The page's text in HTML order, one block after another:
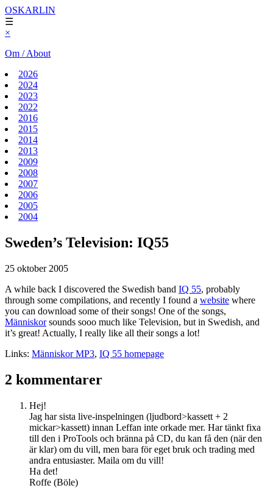
OSKARLIN
☰
×
Om / About
2026
2024
2023
2022
2016
2015
2014
2013
2009
2008
2007
2006
2005
2004
Sweden’s Television: IQ55
25 oktober 2005
A while back I discovered the Swedish band IQ 55, probably
through some compilations, and recently I found a website where
you can download some of their songs! One of the songs,
Människorsounds sooo much like Television, but in Swedish, and
it’s great! Actually, I really like all their songs a lot!
Links: Människor MP3, IQ 55 homepage
2 kommentarer
Hej!
Jag har sista live-inspelningen (ljudbord>kassett + 2
mickar>kassett) innan Leffan inte orkade mer. Har tänkt fixa
till den i ProTools och bränna på CD, du kan få den (när den
är klar) om du vill, men bara för eget bruk och trading med
andra entusiaster. Maila om du vill!
Ha det!
Roffe (Böle)